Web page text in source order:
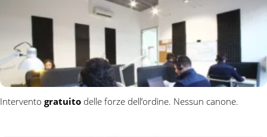
Intervento gratuito delle forze dell’ordine. Nessun canone.